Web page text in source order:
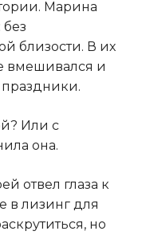
Марина
близости. В их
вмешивался и
праздники.
Или с
она.
отвел глаза к
в лизинг для
но